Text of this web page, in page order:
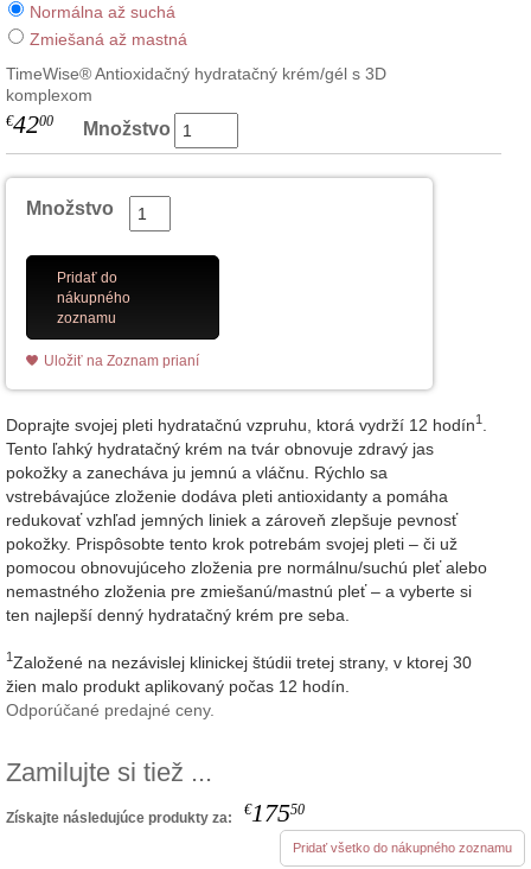
Normálna až suchá
Zmiešaná až mastná
TimeWise® Antioxidačný hydratačný krém/gél s 3D
komplexom
€4200 Množstvo
Množstvo
Pridať do
nákupného
zoznamu
Uložiť na Zoznam prianí
Doprajte svojej pleti hydratačnú vzpruhu, ktorá vydrží 12 hodín1
Tento ľahký hydratačný krém na tvár obnovuje zdravý jas
pokožky a zanecháva ju jemnú a vláčnu. Rýchlo sa
vstrebávajúce zloženie dodáva pleti antioxidanty a pomáha
redukovať vzhľad jemných liniek a zároveň zlepšuje pevnosť
pokožky. Prispôsobte tento krok potrebám svojej pleti – či už
pomocou obnovujúceho zloženia pre normálnu/suchú pleť alebo
nemastného zloženia pre zmiešanú/mastnú pleť – a vyberte si
ten najlepší denný hydratačný krém pre seba.
1 Založené na nezávislej klinickej štúdii tretej strany, v ktorej 30
žien malo produkt aplikovaný počas 12 hodín.
Odporúčané predajné ceny.
Zamilujte si tiež ...
Získajte následujúce produkty za: €17550
Pridať všetko do nákupného zoznamu